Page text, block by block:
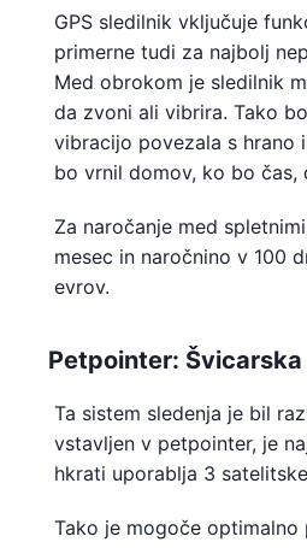
GPS sledilnik vključuje
primerne tudi za najbolj
Med obrokom je sledilnik
da zvoni ali vibrira. Tako
vibracijo povezala s hrano
bo vrnil domov, ko bo čas,
Za naročanje med
mesec in naročnino v 100
evrov.
Petpointer:
Ta sistem sledenja je bil
vstavljen v petpointer, je
hkrati uporablja 3
Tako je mogoče